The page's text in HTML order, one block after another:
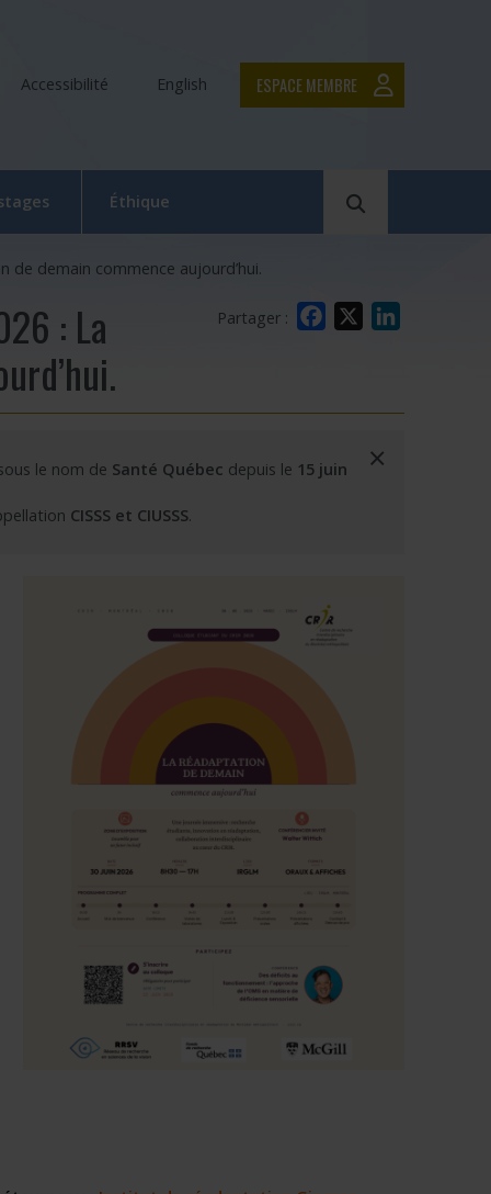
Accessibilité English ESPACE MEMBRE
Éthique
Le Comité d’éthique de la recherche en bref
Dépôt et suivi d’un projet au CER RDP
de demain commence aujourd’hui.
Partager : Facebook
: La
le nom de Santé Québec depuis le 15 juin
CISSS et CIUSSS.
×